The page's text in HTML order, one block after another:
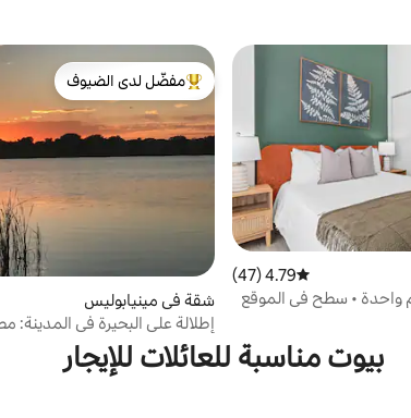
متوسط التقييم 4.79 من 5، 47 مراجعات
4.79 (47)
واحدة • سطح في الموقع
من أبرز البيوت المفضّلة لدى
مفضّل لدى الضيوف
شقة في مينيابوليس
إطلالة على البحيرة في المدينة:
سانت بول الدولي، مسارات، جميلة!
بيوت مناسبة للعائلات للإيجار